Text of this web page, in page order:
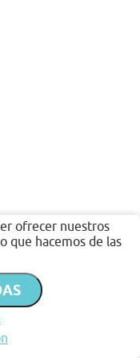
ofrecer nuestros
que hacemos de las